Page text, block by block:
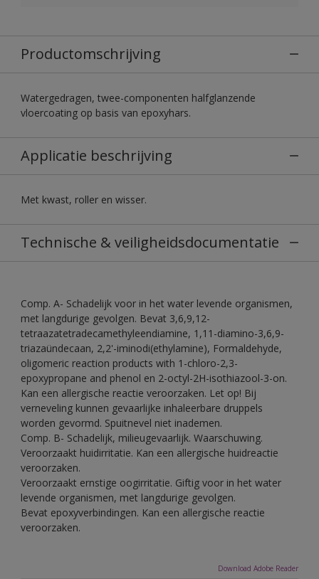
Productomschrijving
Watergedragen, twee-componenten halfglanzende
vloercoating op basis van epoxyhars.
Applicatie beschrijving
Met kwast, roller en wisser.
Technische & veiligheidsdocumentatie
Comp. A- Schadelijk voor in het water levende organismen,
met langdurige gevolgen. Bevat 3,6,9,12-
tetraazatetradecamethyleendiamine, 1,11-diamino-3,6,9-
triazaündecaan, 2,2'-iminodi(ethylamine), Formaldehyde,
oligomeric reaction products with 1-chloro-2,3-
epoxypropane and phenol en 2-octyl-2H-isothiazool-3-on.
Kan een allergische reactie veroorzaken. Let op! Bij
verneveling kunnen gevaarlijke inhaleerbare druppels
worden gevormd. Spuitnevel niet inademen.
Comp. B- Schadelijk, milieugevaarlijk. Waarschuwing.
Veroorzaakt huidirritatie. Kan een allergische huidreactie
veroorzaken.
Veroorzaakt ernstige oogirritatie. Giftig voor in het water
levende organismen, met langdurige gevolgen.
Bevat epoxyverbindingen. Kan een allergische reactie
veroorzaken.
Download Adobe Reader